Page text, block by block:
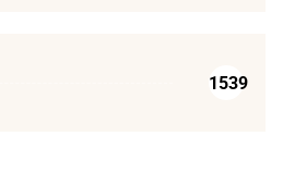
1539